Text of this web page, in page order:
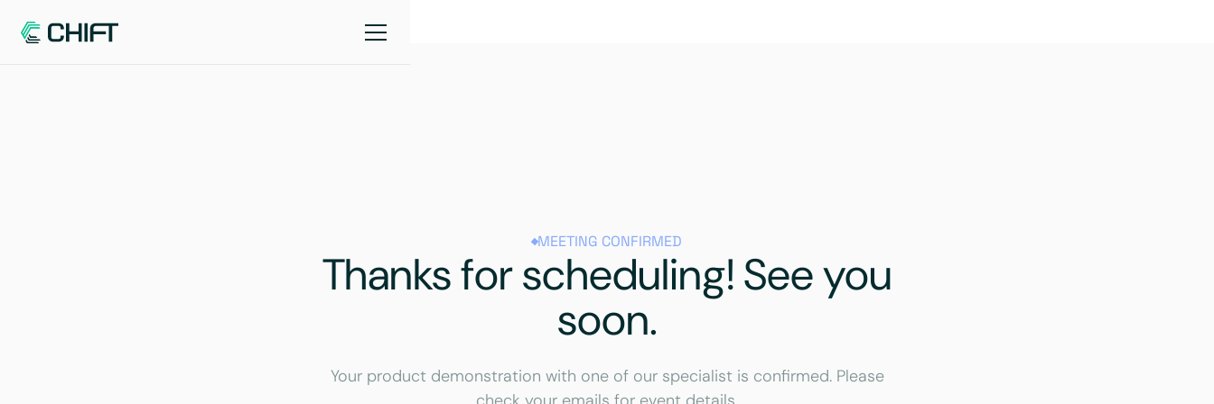
MEETING CONFIRMED
Thanks for scheduling! See you
soon.
Your product demonstration with one of our specialist is confirmed. Please